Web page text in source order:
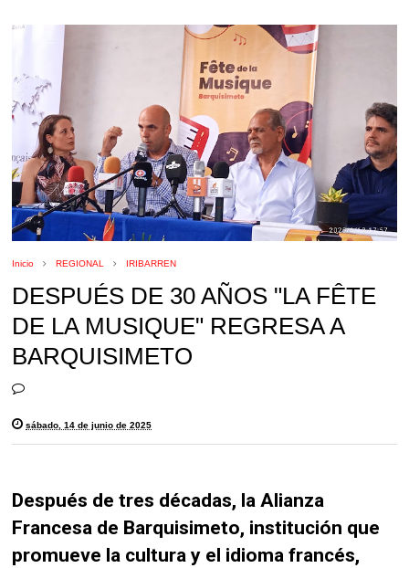
Inicio REGIONAL IRIBARREN
DESPUÉS DE 30 AÑOS "LA FÊTE
DE LA MUSIQUE" REGRESA A
BARQUISIMETO
sábado, 14 de junio de 2025
Después de tres décadas, la Alianza
Francesa de Barquisimeto, institución que
promueve la cultura y el idioma francés,